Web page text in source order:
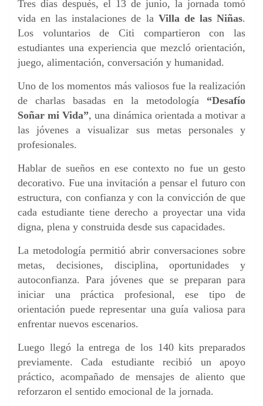
Tres días después, el 13 de junio, la jornada tomó
vida en las instalaciones de la Villa de las Niñas.
Los voluntarios de Citi compartieron con las
estudiantes una experiencia que mezcló orientación,
juego, alimentación, conversación y humanidad.
Uno de los momentos más valiosos fue la realización
de charlas basadas en la metodología “Desafío
Soñar mi Vida”, una dinámica orientada a motivar a
las jóvenes a visualizar sus metas personales y
profesionales.
Hablar de sueños en ese contexto no fue un gesto
decorativo. Fue una invitación a pensar el futuro con
estructura, con confianza y con la convicción de que
cada estudiante tiene derecho a proyectar una vida
digna, plena y construida desde sus capacidades.
La metodología permitió abrir conversaciones sobre
metas, decisiones, disciplina, oportunidades y
autoconfianza. Para jóvenes que se preparan para
iniciar una práctica profesional, ese tipo de
orientación puede representar una guía valiosa para
enfrentar nuevos escenarios.
Luego llegó la entrega de los 140 kits preparados
previamente. Cada estudiante recibió un apoyo
práctico, acompañado de mensajes de aliento que
reforzaron el sentido emocional de la jornada.